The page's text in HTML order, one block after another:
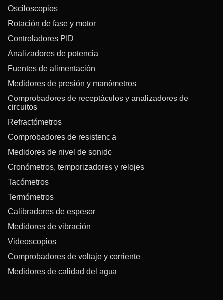
Osciloscopios
Rotación de fase y motor
Controladores PID
Analizadores de potencia
Fuentes de alimentación
Medidores de presión y manómetros
Comprobadores de receptáculos y analizadores de
circuitos
Refractómetros
Comprobadores de resistencia
Medidores de nivel de sonido
Cronómetros, temporizadores y relojes
Tacómetros
Termómetros
Calibradores de espesor
Medidores de vibración
Videoscopios
Comprobadores de voltaje y corriente
Medidores de calidad del agua